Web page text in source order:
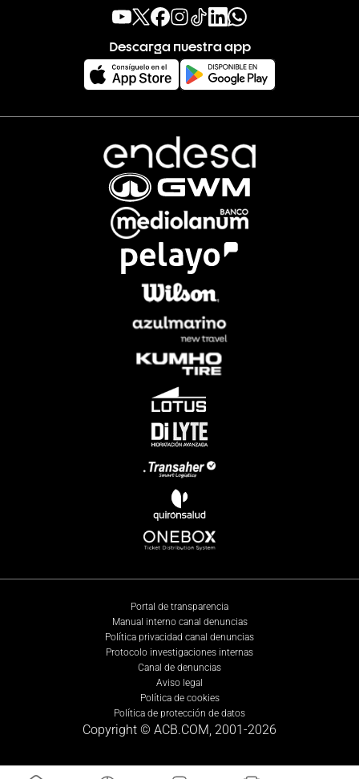
Descarga nuestra app
Portal de transparencia
Manual interno canal denuncias
Política privacidad canal denuncias
Protocolo investigaciones internas
Canal de denuncias
Aviso legal
Política de cookies
Política de protección de datos
Copyright © ACB.COM, 2001-2026